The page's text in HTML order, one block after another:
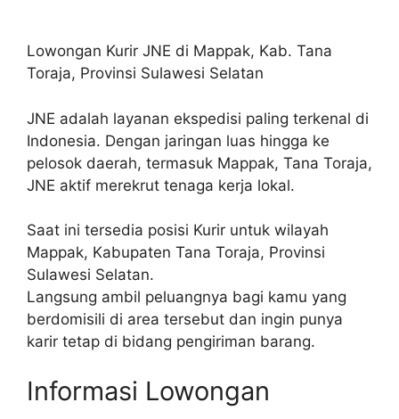
Lowongan Kurir JNE di Mappak, Kab. Tana
Toraja, Provinsi Sulawesi Selatan
JNE adalah layanan ekspedisi paling terkenal di
Indonesia. Dengan jaringan luas hingga ke
pelosok daerah, termasuk Mappak, Tana Toraja,
JNE aktif merekrut tenaga kerja lokal.
Saat ini tersedia posisi Kurir untuk wilayah
Mappak, Kabupaten Tana Toraja, Provinsi
Sulawesi Selatan.
Langsung ambil peluangnya bagi kamu yang
berdomisili di area tersebut dan ingin punya
karir tetap di bidang pengiriman barang.
Informasi Lowongan